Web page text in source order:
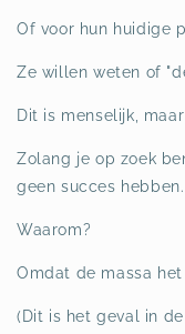
Of voor hun huidige
Ze willen weten of
Dit is menselijk,
Zolang je op zoek
geen succes hebben.
Waarom?
Omdat de massa
(Dit is het geval in